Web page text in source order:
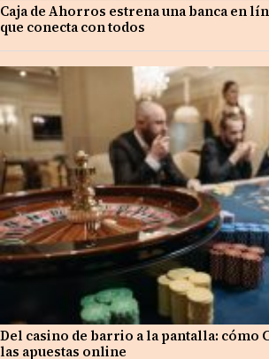
Caja de Ahorros estrena una banca en
que conecta con todos
Del casino de barrio a la pantalla: cómo
las apuestas online